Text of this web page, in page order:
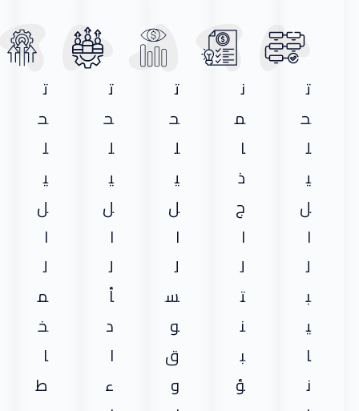
ت
ح
ل
ي
ل
ا
ل
ب
ي
ا
ن
ن
م
ا
ذ
ج
ا
ل
ت
ن
ب
ؤ
ت
ح
ل
ي
ل
ا
ل
س
و
ق
و
ت
ح
ل
ي
ل
ا
ل
أ
د
ا
ء
ت
ح
ل
ي
ل
ا
ل
م
خ
ا
ط